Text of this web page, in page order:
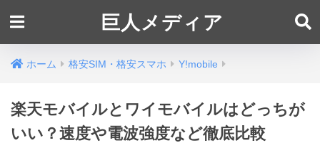
巨人メディア
ホーム 格安SIM・格安スマホ Y!mobile
楽天モバイルとワイモバイルはどっちが
いい？速度や電波強度など徹底比較